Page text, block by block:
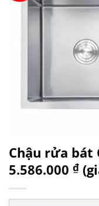
Chậu rửa bát
5.586.000 ₫